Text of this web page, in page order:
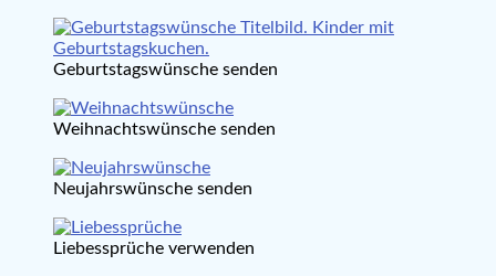
Geburtstagswünsche senden
Weihnachtswünsche senden
Neujahrswünsche senden
Liebessprüche verwenden